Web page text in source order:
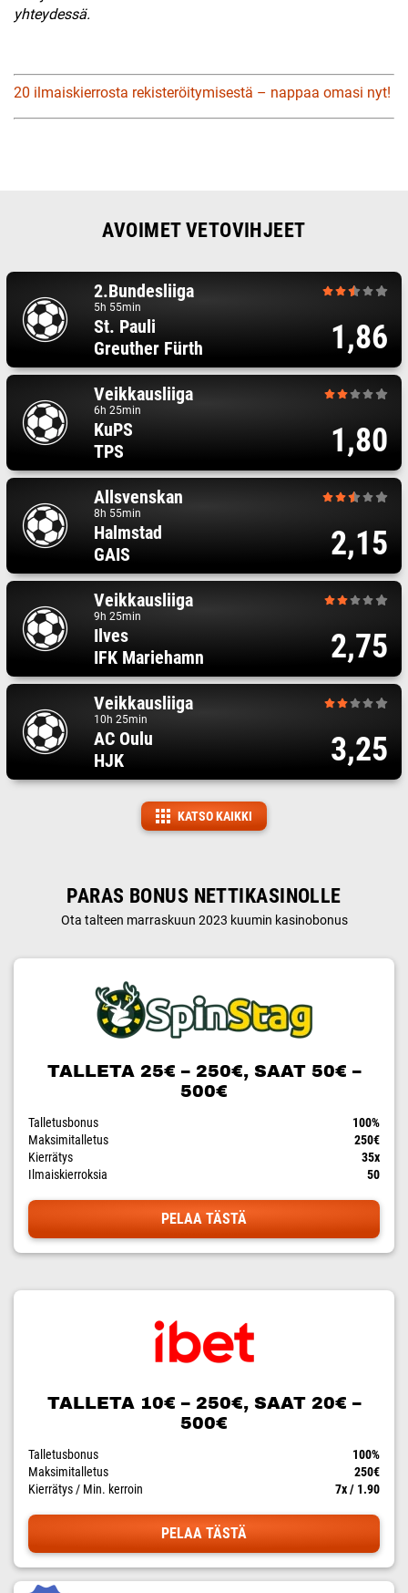
yhteydessä.
20 ilmaiskierrosta rekisteröitymisestä – nappaa omasi nyt!
AVOIMET VETOVIHJEET
2.Bundesliiga
5h 55min
St. Pauli
Greuther Fürth
1,86
Veikkausliiga
6h 25min
KuPS
TPS
1,80
Allsvenskan
8h 55min
Halmstad
GAIS
2,15
Veikkausliiga
9h 25min
Ilves
IFK Mariehamn
2,75
Veikkausliiga
10h 25min
AC Oulu
HJK
3,25
KATSO KAIKKI
PARAS BONUS NETTIKASINOLLE
Ota talteen marraskuun 2023 kuumin kasinobonus
TALLETA 25€ – 250€, SAAT 50€ –
500€
Talletusbonus
100%
Maksimitalletus
250€
Kierrätys
35x
Ilmaiskierroksia
50
PELAA TÄSTÄ
TALLETA 10€ – 250€, SAAT 20€ –
500€
Talletusbonus
100%
Maksimitalletus
250€
Kierrätys / Min. kerroin
7x / 1.90
PELAA TÄSTÄ